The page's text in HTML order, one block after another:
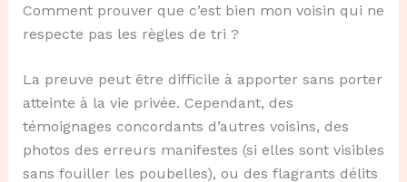
Comment prouver que c’est bien mon voisin qui ne
respecte pas les règles de tri ?
La preuve peut être difficile à apporter sans porter
atteinte à la vie privée. Cependant, des
témoignages concordants d’autres voisins, des
photos des erreurs manifestes (si elles sont visibles
sans fouiller les poubelles), ou des flagrants délits